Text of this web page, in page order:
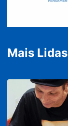
Mais Lidas